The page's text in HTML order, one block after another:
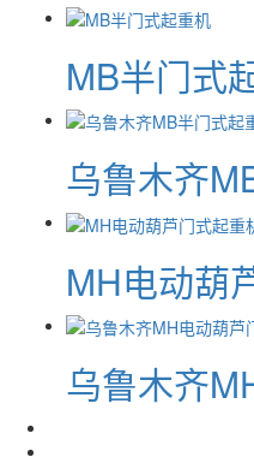
MB半门式
乌鲁木齐
MH电动葫
乌鲁木齐